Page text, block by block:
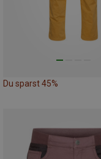
Du sparst 45%